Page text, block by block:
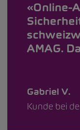
Online-
AMAG.
Gabriel V.
Kunde bei